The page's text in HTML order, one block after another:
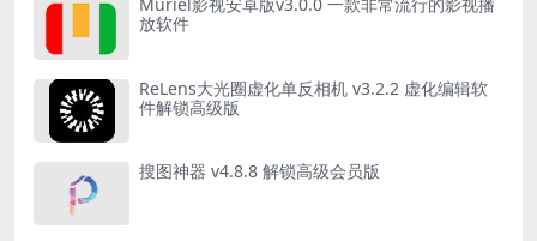
Muriel影视安卓版v3.0.0 一款非常流行的影视播
放软件
ReLens大光圈虚化单反相机 v3.2.2 虚化编辑软
件解锁高级版
搜图神器 v4.8.8 解锁高级会员版